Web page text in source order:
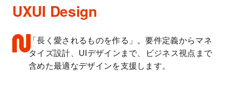
UXUI Design
「長く愛されるものを作る」。要件定義からマネ
タイズ設計、UIデザインまで、ビジネス視点まで
含めた最適なデザインを支援します。